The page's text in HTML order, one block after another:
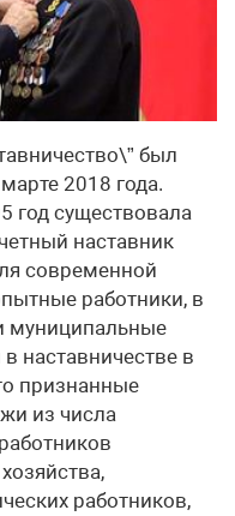
был
2018 года.
год существовала
наставник
современной
работники, в
муниципальные
наставничестве в
признанные
из числа
работников,